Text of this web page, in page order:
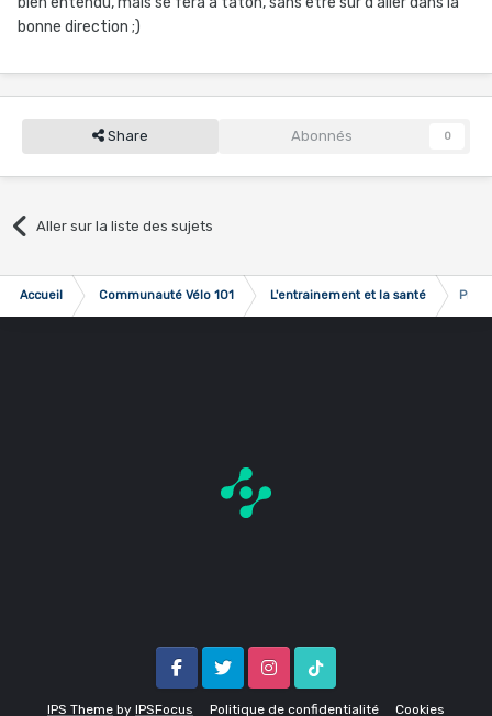
bonne direction ;)
Share Abonnés 0
Aller sur la liste des sujets
Accueil Communauté Vélo 101 L'entrainement et la santé
IPS Theme by IPSFocus Politique de confidentialité Cookies
FacebookTwitter InstagramTik Tok